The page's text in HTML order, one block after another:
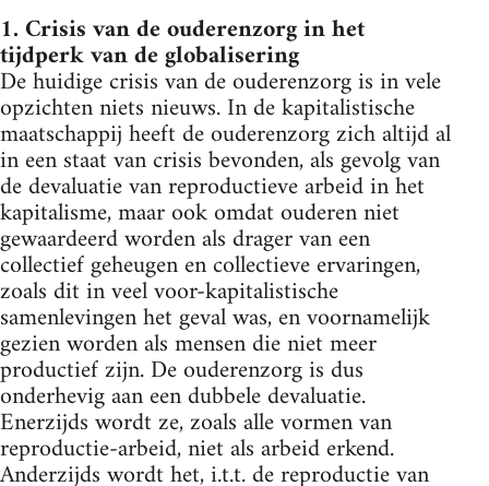
1. Crisis van de ouderenzorg in het
tijdperk van de globalisering
De huidige crisis van de ouderenzorg is in vele
opzichten niets nieuws. In de kapitalistische
maatschappij heeft de ouderenzorg zich altijd al
in een staat van crisis bevonden, als gevolg van
de devaluatie van reproductieve arbeid in het
kapitalisme, maar ook omdat ouderen niet
gewaardeerd worden als drager van een
collectief geheugen en collectieve ervaringen,
zoals dit in veel voor-kapitalistische
samenlevingen het geval was, en voornamelijk
gezien worden als mensen die niet meer
productief zijn. De ouderenzorg is dus
onderhevig aan een dubbele devaluatie.
Enerzijds wordt ze, zoals alle vormen van
reproductie-arbeid, niet als arbeid erkend.
Anderzijds wordt het, i.t.t. de reproductie van